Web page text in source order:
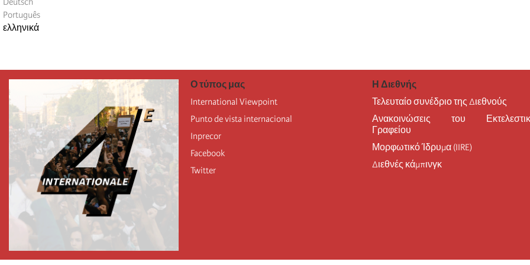
Português
ελληνικά
Ο τύπος μας
International Viewpoint
Punto de vista internacional
Inprecor
Facebook
Twitter
Η Διεθνής
Τελευταίο συνέδριο της Διεθνούς
Ανακοινώσεις του
Γραφείου
Μορφωτικό Ίδρυμα (IIRE)
Διεθνές κάμπινγκ